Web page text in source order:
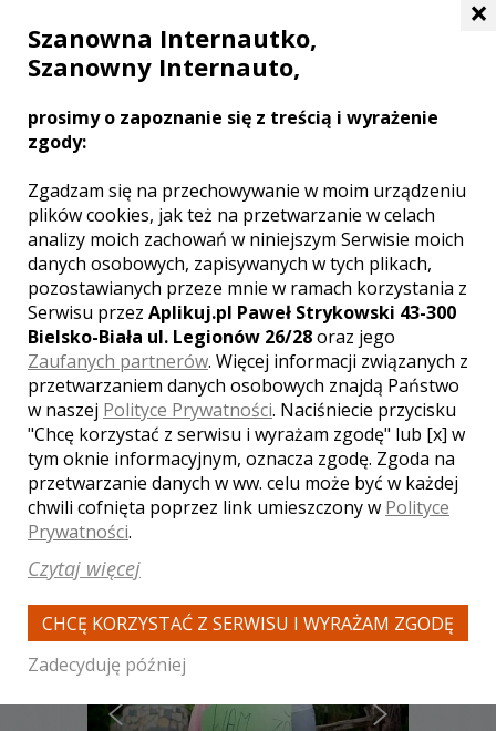
Piotr - kamerzysta
Namysłów
1400 zł/ sesja
Ocena:5,00 / 5
(2 opinie)
Poleceń: 58
Nasze usługi są skierowane do
wszystkich klientów indywidualnych, a
także firm i instytucji. Dzięki naszej
pracy gwarantujemy niezapomniany
dokument ze ślubu i wesela, będący
jedyną w swoim rodzaju pamiątką.
Posiadamy konkurencyjne ceny!
×
Szanowna Internautko,
Szanowny Internauto,
prosimy o zapoznanie się z treścią i wyrażenie
zgody:
Zgadzam się na przechowywanie w moim urządzeniu
plików cookies, jak też na przetwarzanie w celach
analizy moich zachowań w niniejszym Serwisie moich
danych osobowych, zapisywanych w tych plikach,
pozostawianych przeze mnie w ramach korzystania z
Serwisu przez Aplikuj.pl Paweł Strykowski 43-300
Bielsko-Biała ul. Legionów 26/28oraz jego
Zaufanych partnerów. Więcej informacji związanych z
przetwarzaniem danych osobowych znajdą Państwo
w naszej Polityce Prywatności. Naciśniecie przycisku
"Chcę korzystać z serwisu i wyrażam zgodę" lub [x] w
tym oknie informacyjnym, oznacza zgodę. Zgoda na
przetwarzanie danych w ww. celu może być w każdej
chwili cofnięta poprzez link umieszczony w Polityce
Prywatności.
Czytaj więcej
CHCĘ KORZYSTAĆ Z SERWISU I WYRAŻAM ZGODĘ
Zadecyduję później